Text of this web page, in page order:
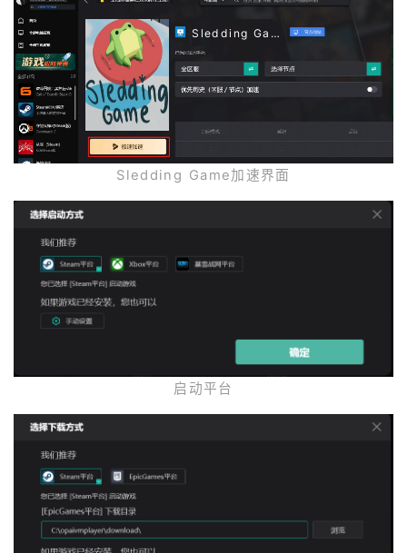
Sledding Game
Sledding Game加速界面
启动平台